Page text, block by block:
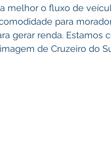
melhor o fluxo de
para
gerar renda. Estamos
de Cruzeiro do